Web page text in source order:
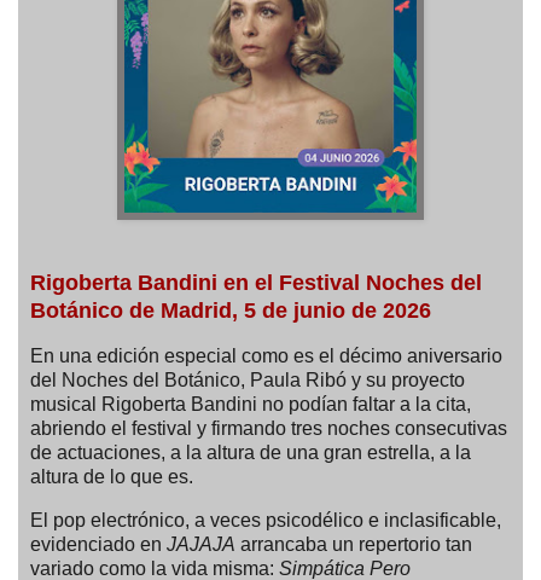
Rigoberta Bandini en el Festival Noches del
Botánico de Madrid, 5 de junio de 2026
En una edición especial como es el décimo aniversario
del Noches del Botánico, Paula Ribó y su proyecto
musical Rigoberta Bandini no podían faltar a la cita,
abriendo el festival y firmando tres noches consecutivas
de actuaciones, a la altura de una gran estrella, a la
altura de lo que es.
El pop electrónico, a veces psicodélico e inclasificable,
evidenciado en JAJAJA arrancaba un repertorio tan
variado como la vida misma: Simpática Pero